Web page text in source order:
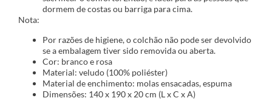
dormem de costas ou barriga para cima.
Nota:
Por razões de higiene, o colchão não pode ser devolvido
se a embalagem tiver sido removida ou aberta.
Cor: branco e rosa
Material: veludo (100% poliéster)
Material de enchimento: molas ensacadas, espuma
Dimensões: 140 x 190 x 20 cm (L x C x A)